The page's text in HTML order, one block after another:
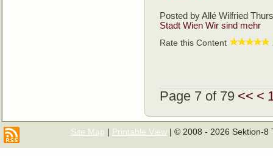
Posted by Allé Wilfried
Stadt Wien Wir sind mehr
Rate this Content
Page 7 of 79 << <
Site Map | Printable View| © 2008 - 2026 Sektion-8